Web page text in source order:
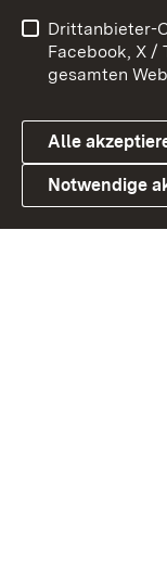
Link zum
Barrierefreiheit
Cookies
Drittanbieter-
Facebook, X /
gesamten
Alle
Notwendige